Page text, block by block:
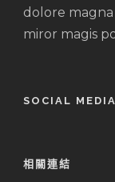
dolore
miror magis
SOCIAL MEDIA
相關連結